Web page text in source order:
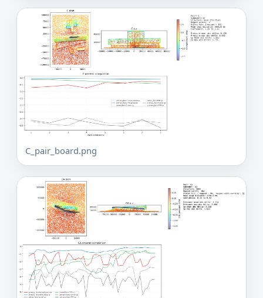
C_pair_board.png